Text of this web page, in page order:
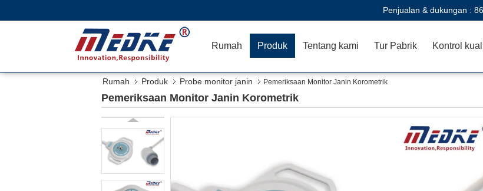
Penjualan & dukungan :
Rumah Produk Tentang kami Tur Pabrik Kontrol
Rumah Produk Probe monitor janin Pemeriksaan Monitor Janin Korometrik
Pemeriksaan Monitor Janin Korometrik